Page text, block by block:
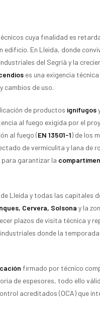
cuya finalidad es
En Lleida, donde
del Segrià y la
es una exigencia
cambios de uso.
de productos ignífugos
al fuego exigida por el
al fuego (EN 13501-1) de los
de vermiculita y lana de
garantizar la
Lleida y todas las capitales
Cervera, Solsona y la
plazos de visita técnica y
donde la
firmado por técnico
de espesores, todo ello
acreditados (OCA) que